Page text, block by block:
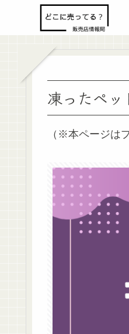
凍ったペ
（※本ページは